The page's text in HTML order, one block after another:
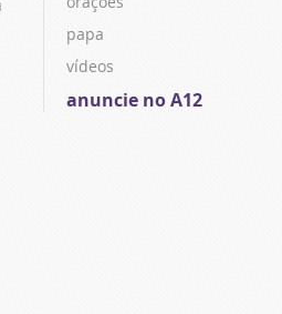
papa
vídeos
anuncie no A12